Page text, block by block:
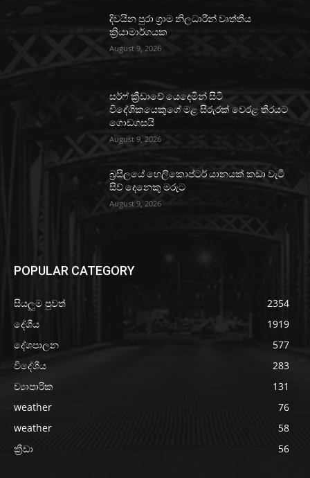
දිවයින පුරා ග්‍රාම නිලධාරීන් වෘත්තීය
ක්‍රියාමාර්ගයක
August 9, 2026
සර්ෆ් ක්‍රීඩාවේ යෙදෙමින් සිටි
විදේශිකයෙකුගේ මළ සිරුරක් වෙරළ තීරයට
ගොඩගසයි
August 9, 2026
බ්‍රසීලයේ හෙලිකොප්ටර් යානයක් කඩා වැටී
සිව් දෙනෙකු මරුට
August 9, 2026
POPULAR CATEGORY
සියලුම පුවත්
2354
දේශීය
1919
දේශපාලන
577
විදේශීය
283
ව්‍යාපාරික
131
weather
76
weather
58
ක්‍රීඩා
56